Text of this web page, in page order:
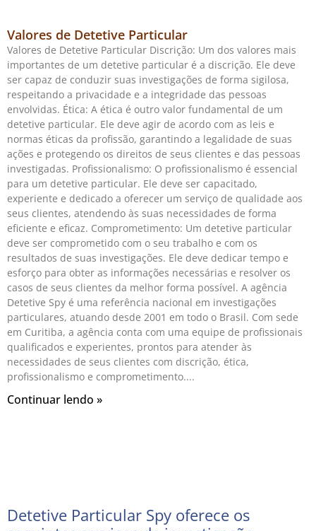
Valores de Detetive Particular
Valores de Detetive Particular Discrição: Um dos valores mais
importantes de um detetive particular é a discrição. Ele deve
ser capaz de conduzir suas investigações de forma sigilosa,
respeitando a privacidade e a integridade das pessoas
envolvidas. Ética: A ética é outro valor fundamental de um
detetive particular. Ele deve agir de acordo com as leis e
normas éticas da profissão, garantindo a legalidade de suas
ações e protegendo os direitos de seus clientes e das pessoas
investigadas. Profissionalismo: O profissionalismo é essencial
para um detetive particular. Ele deve ser capacitado,
experiente e dedicado a oferecer um serviço de qualidade aos
seus clientes, atendendo às suas necessidades de forma
eficiente e eficaz. Comprometimento: Um detetive particular
deve ser comprometido com o seu trabalho e com os
resultados de suas investigações. Ele deve dedicar tempo e
esforço para obter as informações necessárias e resolver os
casos de seus clientes da melhor forma possível. A agência
Detetive Spy é uma referência nacional em investigações
particulares, atuando desde 2001 em todo o Brasil. Com sede
em Curitiba, a agência conta com uma equipe de profissionais
qualificados e experientes, prontos para atender às
necessidades de seus clientes com discrição, ética,
profissionalismo e comprometimento.
Continuar lendo »
Detetive Particular Spy oferece os